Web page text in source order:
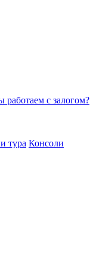
с залогом?
тура Консоли